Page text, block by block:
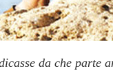
da che parte